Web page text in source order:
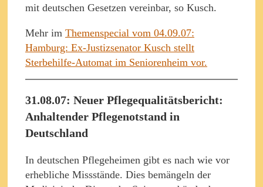
mit deutschen Gesetzen vereinbar, so Kusch.
Mehr im Themenspecial vom 04.09.07:
Hamburg: Ex-Justizsenator Kusch stellt
Sterbehilfe-Automat im Seniorenheim vor.
31.08.07: Neuer Pflegequalitätsbericht:
Anhaltender Pflegenotstand in
Deutschland
In deutschen Pflegeheimen gibt es nach wie vor
erhebliche Missstände. Dies bemängeln der